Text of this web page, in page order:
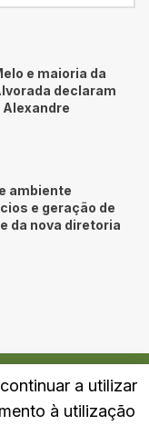
e maioria da
declaram
ambiente
e geração de
da nova diretoria
de Privacidade
a utilizar
à utilização